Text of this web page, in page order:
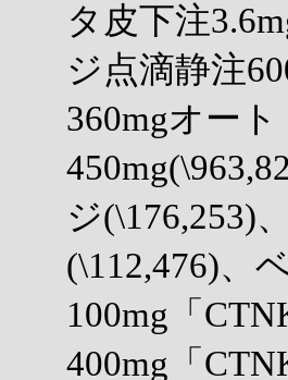
タ皮下注
ジ点滴静注
360mgオー
ジ(\176,253)
(\112,476)、
100mg「
400mg「